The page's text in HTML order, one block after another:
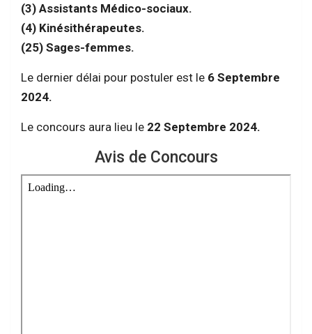
(3) Assistants Médico-sociaux.
(4) Kinésithérapeutes.
(25) Sages-femmes.
Le dernier délai pour postuler est le 6 Septembre
2024.
Le concours aura lieu le 22 Septembre 2024.
Avis de Concours